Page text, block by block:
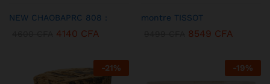
NEW CHAOBAPRC 808 :
4140 CFA
montre TISSOT
8549 CFA
-21% -19%